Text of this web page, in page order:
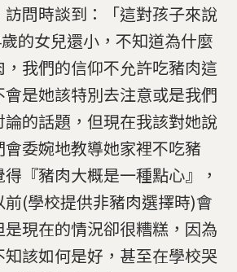
問時談到：「這對孩子來說
的女兒還小，不知道為什麼
我們的信仰不允許吃豬肉這
是她該特別去注意或是我們
的話題，但現在我該對她說
委婉地教導她家裡不吃豬
『豬肉大概是一種點心』，
(學校提供非豬肉選擇時)會
現在的情況卻很糟糕，因為
該如何是好，甚至在學校哭